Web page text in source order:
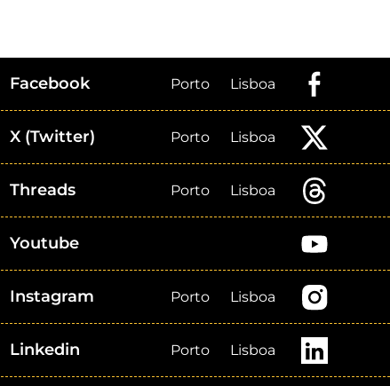
Facebook Porto Lisboa
X (Twitter) Porto Lisboa
Threads Porto Lisboa
Youtube
Instagram Porto Lisboa
Linkedin Porto Lisboa